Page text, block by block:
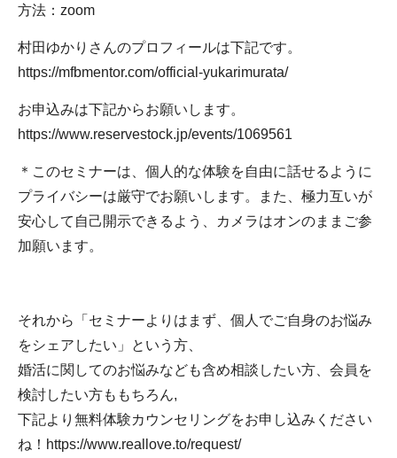
方法：zoom
村田ゆかりさんのプロフィールは下記です。
https://mfbmentor.com/official-yukarimurata/
お申込みは下記からお願いします。
https://www.reservestock.jp/events/1069561
＊このセミナーは、個人的な体験を自由に話せるように
プライバシーは厳守でお願いします。また、極力互いが
安心して自己開示できるよう、カメラはオンのままご参
加願います。
それから「セミナーよりはまず、個人でご自身のお悩み
をシェアしたい」という方、
婚活に関してのお悩みなども含め相談したい方、会員を
検討したい方ももちろん,
下記より無料体験カウンセリングをお申し込みください
ね！ https://www.reallove.to/request/